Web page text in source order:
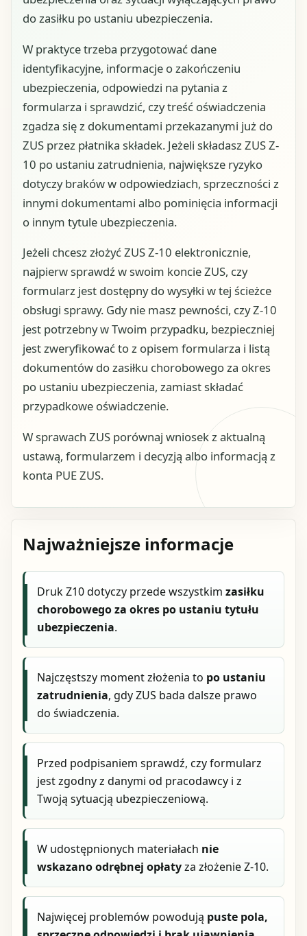
do zasiłku po ustaniu ubezpieczenia.
W praktyce trzeba przygotować dane
identyfikacyjne, informacje o zakończeniu
ubezpieczenia, odpowiedzi na pytania z
formularza i sprawdzić, czy treść oświadczenia
zgadza się z dokumentami przekazanymi już do
ZUS przez płatnika składek. Jeżeli składasz ZUS Z-
10 po ustaniu zatrudnienia, największe ryzyko
dotyczy braków w odpowiedziach, sprzeczności z
innymi dokumentami albo pominięcia informacji
o innym tytule ubezpieczenia.
Jeżeli chcesz złożyć ZUS Z-10 elektronicznie,
najpierw sprawdź w swoim koncie ZUS, czy
formularz jest dostępny do wysyłki w tej ścieżce
obsługi sprawy. Gdy nie masz pewności, czy Z-10
jest potrzebny w Twoim przypadku, bezpieczniej
jest zweryfikować to z opisem formularza i listą
dokumentów do zasiłku chorobowego za okres
po ustaniu ubezpieczenia, zamiast składać
przypadkowe oświadczenie.
W sprawach ZUS porównaj wniosek z aktualną
ustawą, formularzem i decyzją albo informacją z
konta PUE ZUS.
Najważniejsze informacje
Druk Z10 dotyczy przede wszystkimzasiłku
chorobowego za okres po ustaniu tytułu
ubezpieczenia.
Najczęstszy moment złożenia to po ustaniu
zatrudnienia, gdy ZUS bada dalsze prawo
do świadczenia.
Przed podpisaniem sprawdź, czy formularz
jest zgodny z danymi od pracodawcy i z
Twoją sytuacją ubezpieczeniową.
W udostępnionych materiałach nie
wskazano odrębnej opłatyza złożenie Z-10.
Najwięcej problemów powodują puste pola,